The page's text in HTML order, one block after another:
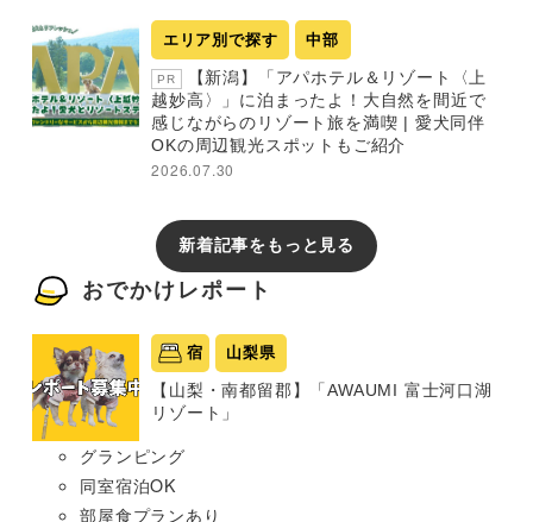
エリア別で探す 中部
PR
【新潟】「アパホテル＆リゾート〈上
越妙高〉」に泊まったよ！大自然を間近で
感じながらのリゾート旅を満喫 | 愛犬同伴
OKの周辺観光スポットもご紹介
2026.07.30
新着記事をもっと見る
おでかけレポート
宿 山梨県
【山梨・南都留郡】「AWAUMI 富士河口湖
リゾート」
グランピング
同室宿泊OK
部屋食プランあり